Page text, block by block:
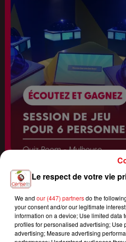
Fin : 14 août 2026
ÉCOUTEZ CERISE FM ET GAGNEZ
ROOM ENTRE...
Le respect de votre vie
We and our (447) partnersdo the
your consent and/or our legitimate
information on a device; Use limited data
profiles for personalised advertising; Use
advertising; Measure advertising